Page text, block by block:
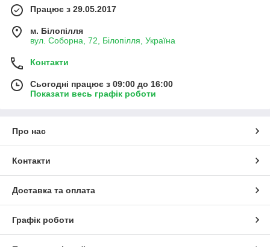
Працює з 29.05.2017
м. Білопілля
вул. Соборна, 72, Білопілля, Україна
Контакти
Сьогодні працює з 09:00 до 16:00
Показати весь графік роботи
Про нас
Контакти
Доставка та оплата
Графік роботи